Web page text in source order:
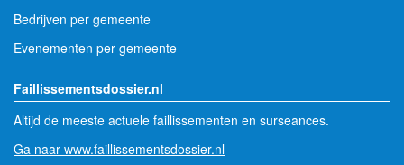
Bedrijven per gemeente
Evenementen per gemeente
Faillissementsdossier.nl
Altijd de meeste actuele faillissementen en surseances.
Ga naar www.faillissementsdossier.nl